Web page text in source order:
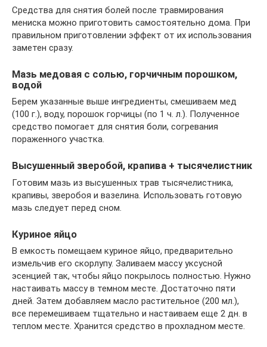
Средства для снятия болей после травмирования
мениска можно приготовить самостоятельно дома. При
правильном приготовлении эффект от их использования
заметен сразу.
Мазь медовая с солью, горчичным порошком,
водой
Берем указанные выше ингредиенты, смешиваем мед
(100 г.), воду, порошок горчицы (по 1 ч. л.). Полученное
средство помогает для снятия боли, согревания
пораженного участка.
Высушенный зверобой, крапива + тысячелистник
Готовим мазь из высушенных трав тысячелистника,
крапивы, зверобоя и вазелина. Использовать готовую
мазь следует перед сном.
Куриное яйцо
В емкость помещаем куриное яйцо, предварительно
измельчив его скорлупу. Заливаем массу уксусной
эсенцией так, чтобы яйцо покрылось полностью. Нужно
настаивать массу в темном месте. Достаточно пяти
дней. Затем добавляем масло растительное (200 мл.),
все перемешиваем тщательно и настаиваем еще 2 дн. в
теплом месте. Хранится средство в прохладном месте.